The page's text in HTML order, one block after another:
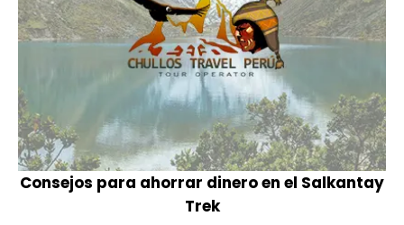
Consejos para ahorrar dinero en el Salkantay
Trek